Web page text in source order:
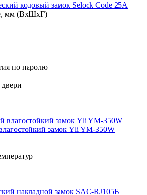
кодовый замок Selock Code 25A
мм (ВхШхГ)
по паролю
замок Yli YM-350W